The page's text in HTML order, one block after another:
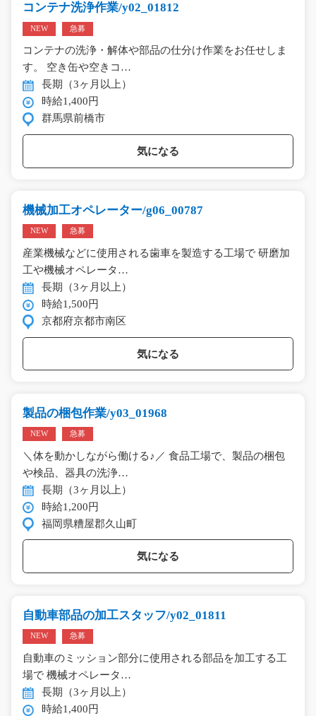
コンテナ洗浄作業/y02_01812
NEW 急募
コンテナの洗浄・解体や部品の仕分け作業をお任せしま
す。 空き缶や空きコ…
長期（3ヶ月以上）
時給1,400円
群馬県前橋市
気になる
機械加工オペレーター/g06_00787
NEW 急募
産業機械などに使用される歯車を製造する工場で 研磨加
工や機械オペレータ…
長期（3ヶ月以上）
時給1,500円
京都府京都市南区
気になる
製品の梱包作業/y03_01968
NEW 急募
＼体を動かしながら働ける♪／ 食品工場で、製品の梱包
や検品、器具の洗浄…
長期（3ヶ月以上）
時給1,200円
福岡県糟屋郡久山町
気になる
自動車部品の加工スタッフ/y02_01811
NEW 急募
自動車のミッション部分に使用される部品を加工する工
場で 機械オペレータ…
長期（3ヶ月以上）
時給1,400円